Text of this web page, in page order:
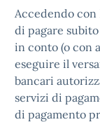
Accedendo con
di pagare
in conto (o con
eseguire il
bancari
servizi di
di pagamento